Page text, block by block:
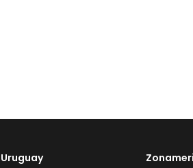
Uruguay